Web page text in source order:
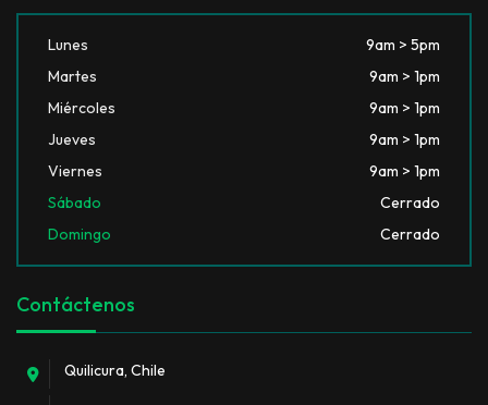
Lunes
9am > 5pm
Martes
9am > 1pm
Miércoles
9am > 1pm
Jueves
9am > 1pm
Viernes
9am > 1pm
Sábado
Cerrado
Domingo
Cerrado
Contáctenos
Quilicura, Chile